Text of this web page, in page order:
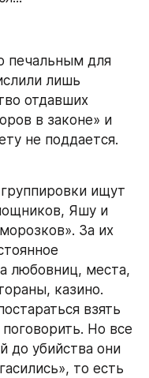
печальным для
лишь
отдавших
в законе» и
не поддается.
ищут
Яшу и
За их
любовниц, места,
казино.
взять
Но все
до убийства они
то есть